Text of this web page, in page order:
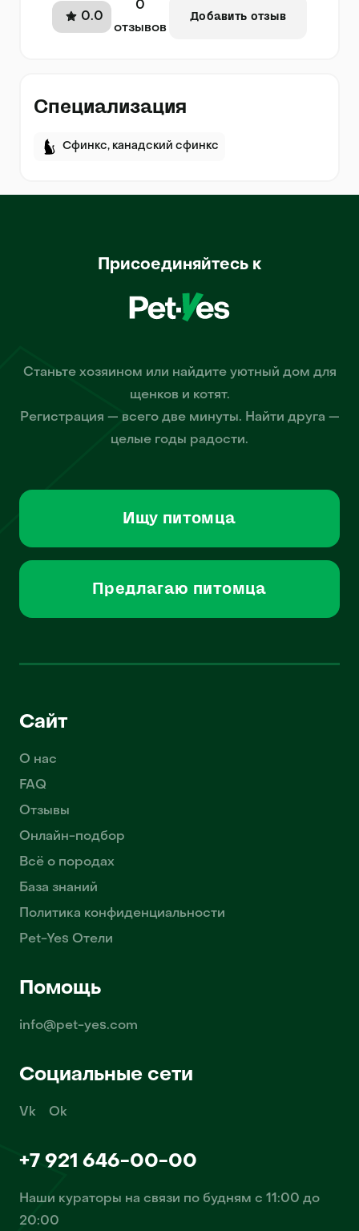
0.0
0
отзывов
Добавить отзыв
Специализация
Сфинкс, канадский сфинкс
Присоединяйтесь к
Станьте хозяином или найдите уютный дом для
щенков и котят.
Регистрация — всего две минуты. Найти друга —
целые годы радости.
Ищу питомца
Предлагаю питомца
Сайт
О нас
FAQ
Отзывы
Онлайн-подбор
Всё о породах
База знаний
Политика конфиденциальности
Pet-Yes Отели
Помощь
info@pet-yes.com
Социальные сети
Vk Ok
+7 921 646-00-00
Наши кураторы на связи по будням с 11:00 до
20:00